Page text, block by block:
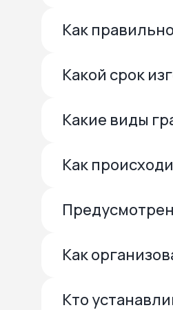
Как
Какой срок
Какие виды
Как
Как
Кто